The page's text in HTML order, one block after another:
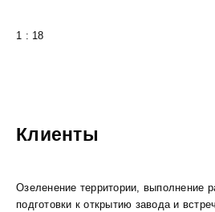
1 : 18
Клиенты
Озеленение территории, выполнение
подготовки к открытию завода и